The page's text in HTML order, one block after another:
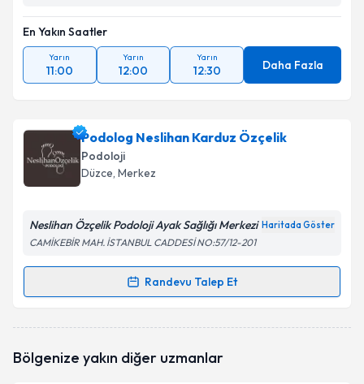
En Yakın Saatler
Yarın
11:00
Yarın
12:00
Yarın
12:30 Daha Fazla
Podolog Neslihan Karduz Özçelik
Podoloji
Düzce, Merkez
Neslihan Özçelik Podoloji Ayak Sağlığı Merkezi Haritada Göster
CAMİKEBİR MAH. İSTANBUL CADDESİ NO:57/12-201
Randevu Talep Et
Randevu Takvimi Talebi
takvimi talebi oluşturun. Size bu uzmandan randevu
Bölgenize yakın diğer uzmanlar